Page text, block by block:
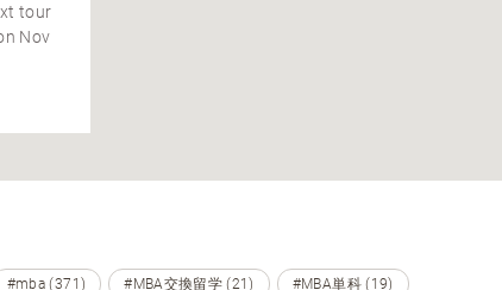
tour
Nov
#mba (371) #MBA交換留学 (21) #MBA単科 (19)